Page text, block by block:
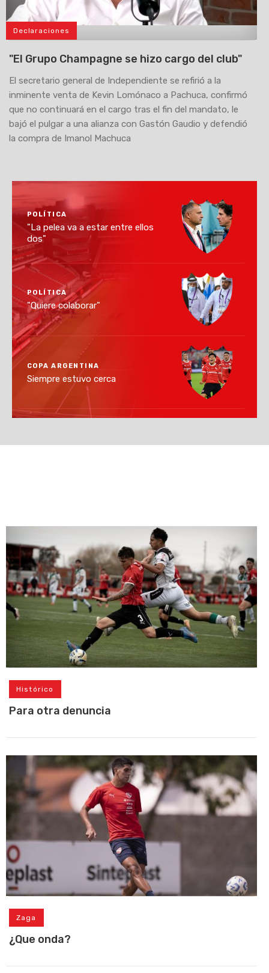
Declaraciones
"El Grupo Champagne se hizo cargo del club"
El secretario general de Independiente se refirió a la
inminente venta de Kevin Lomónaco a Pachuca, confirmó
que no continuará en el cargo tras el fin del mandato, le
bajó el pulgar a una alianza con Gastón Gaudio y defendió
la compra de Imanol Machuca
POLÍTICA
"La pelea va a estar entre ellos
dos"
POLÍTICA
"Quiere colaborar"
COPA ARGENTINA
Siempre estuvo cerca
Histórico
Para otra denuncia
Zaga
¿Que onda?